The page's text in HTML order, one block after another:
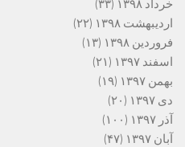
خرداد ۱۳۹۸
(۳۳)
اردیبهشت ۱۳۹۸
(۲۲)
فروردین ۱۳۹۸
(۱۳)
اسفند ۱۳۹۷
(۲۱)
بهمن ۱۳۹۷
(۱۹)
دی ۱۳۹۷
(۲۰)
آذر ۱۳۹۷
(۱۰۰)
آبان ۱۳۹۷
(۴۷)